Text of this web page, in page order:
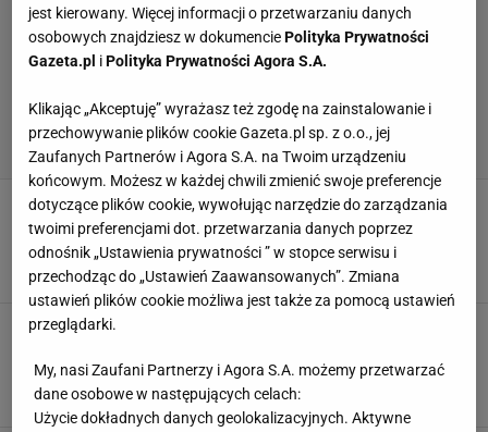
Maja Hirsch krytykowana za brak makijażu w
"Przez Atlantyk". Niektórzy nie gryźli się w
język
Joanna Labuda,8 KWIETNIA 2022, 15:31
domu. Miłość wygasła" [PLOTEK EXCLUSIVE]
redakcja Plotek.pl,8 KWIETNIA 2022, 10:59
jest kierowany. Więcej informacji o przetwarzaniu danych
osobowych znajdziesz w dokumenciePolityka Prywatności
Gazeta.pl iPolityka Prywatności Agora S.A.
Klikając „Akceptuję” wyrażasz też zgodę na zainstalowanie i
przechowywanie plików cookie Gazeta.pl sp. z o.o., jej
Zaufanych Partnerów i Agora S.A. na Twoim urządzeniu
końcowym. Możesz w każdej chwili zmienić swoje preferencje
dotyczące plików cookie, wywołując narzędzie do zarządzania
twoimi preferencjami dot. przetwarzania danych poprzez
odnośnik „Ustawienia prywatności ” w stopce serwisu i
przechodząc do „Ustawień Zaawansowanych”. Zmiana
ustawień plików cookie możliwa jest także za pomocą ustawień
przeglądarki.
My, nasi Zaufani Partnerzy i Agora S.A. możemy przetwarzać
dane osobowe w następujących celach:
Użycie dokładnych danych geolokalizacyjnych. Aktywne